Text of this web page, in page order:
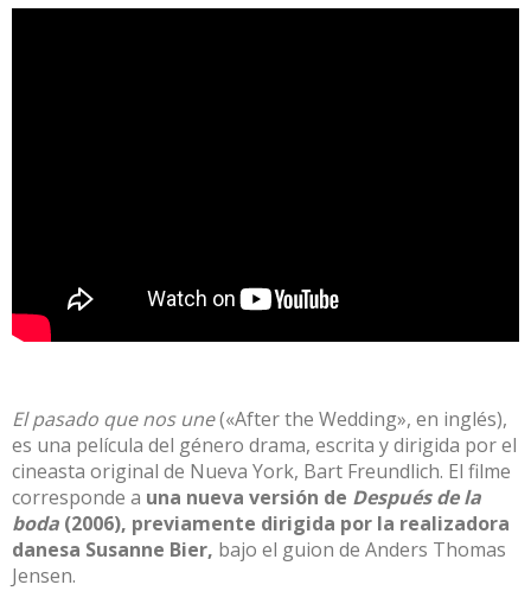
El pasado que nos une(«After the Wedding», en inglés),
es una película del género drama, escrita y dirigida por el
cineasta original de Nueva York, Bart Freundlich. El filme
corresponde a una nueva versión de Después de la
boda (2006), previamente dirigida por la realizadora
danesa Susanne Bier, bajo el guion de Anders Thomas
Jensen.